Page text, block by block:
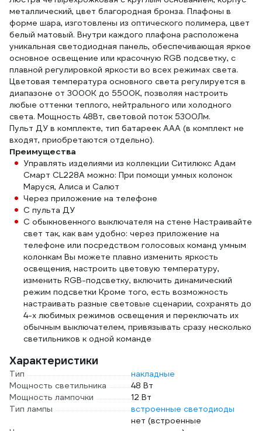
металлический, цвет благородная бронза. Плафоны в
форме шара, изготовлены из оптического полимера, цвет
белый матовый. Внутри каждого плафона расположена
уникальная светодиодная панель, обеспечивающая яркое
основное освещение или красочную RGB подсветку, с
плавной регулировкой яркости во всех режимах света.
Цветовая температура основного света регулируется в
диапазоне от 3000К до 5500К, позволяя настроить
любые оттенки теплого, нейтрального или холодного
света. Мощность 48Вт, световой поток 5300Лм.
Пульт ДУ в комплекте, тип батареек ААА (в комплект не
входят, приобретаются отдельно).
Преимущества
Управлять изделиями из коллекции Ситилюкс Адам
Смарт CL228A можно: При помощи умных колонок
Маруся, Алиса и Салют
Через приложение на телефоне
С пульта ДУ
С обыкновенного выключателя на стене Настраивайте
свет так, как вам удобно: через приложение на
телефоне или посредством голосовых команд умным
колонкам Вы можете плавно изменить яркость
освещения, настроить цветовую температуру,
изменить RGB-подсветку, включить динамический
режим подсветки Кроме того, есть возможность
настраивать разные световые сценарии, сохранять до
4-х любимых режимов освещения и переключать их
обычным выключателем, привязывать сразу несколько
светильников к одной команде
Характеристики
Тип
накладные
Мощность светильника
48 Вт
Мощность лампочки
12 Вт
Тип лампы
встроенные светодиоды
нет (встроенные